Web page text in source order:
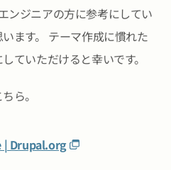
ンジニアの方に参考にしてい
ます。 テーマ作成に慣れた
ていただけると幸いです。
ら。
| Drupal.org